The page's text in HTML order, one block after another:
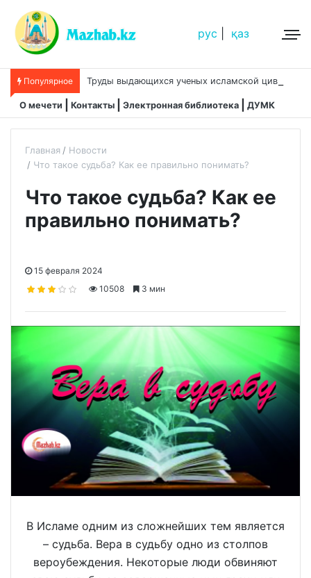
рус қаз
Популярное
О мечети Контакты Электронная библиотека ДУМК
Главная
Новости
Что такое судьба? Как ее правильно понимать?
Что такое судьба? Как ее
правильно понимать?
15 февраля 2024
10508
3 мин
В Исламе одним из сложнейших тем является
– судьба. Вера в судьбу одно из столпов
вероубеждения. Некоторые люди обвиняют